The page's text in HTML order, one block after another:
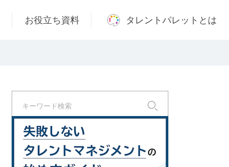
お役立ち資料 タレントパレットとは